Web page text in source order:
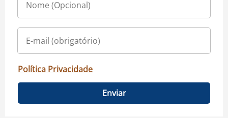
Política Privacidade
Enviar